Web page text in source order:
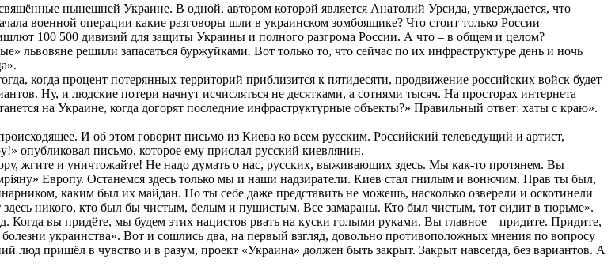
нынешней Украине. В одной, автором которой является Анатолий Урсида, утверждается, что
военной операции какие разговоры шли в украинском зомбоящике? Что стоит только России
100 500 дивизий для защиты Украины и полного разгрома России. А что – в общем и целом?
львовяне решили запасаться буржуйками. Вот только то, что сейчас по их инфраструктуре день и ночь
когда процент потерянных территорий приблизится к пятидесяти, продвижение российских войск будет
Ну, и людские потери начнут исчисляться не десятками, а сотнями тысяч. На просторах интернета
на Украине, когда догорят последние инфраструктурные объекты?» Правильный ответ: хаты с краю».
И об этом говорит письмо из Киева ко всем русским. Российский телеведущий и артист,
опубликовал письмо, которое ему прислал русский киевлянин.
жгите и уничтожайте! Не надо думать о нас, русских, выживающих здесь. Мы как-то протянем. Вы
Европу. Останемся здесь только мы и наши надзиратели. Киев стал гнилым и вонючим. Прав ты был,
каким был их майдан. Но ты себе даже представить не можешь, насколько озверели и оскотинели
здесь никого, кто был бы чистым, белым и пушистым. Все замараны. Кто был чистым, тот сидит в тюрьме».
вы придёте, мы будем этих нацистов рвать на куски голыми руками. Вы главное – придите. Придите,
украинства». Вот и сошлись два, на первый взгляд, довольно противоположных мнения по вопросу
пришёл в чувство и в разум, проект «Украина» должен быть закрыт. Закрыт навсегда, без вариантов. А